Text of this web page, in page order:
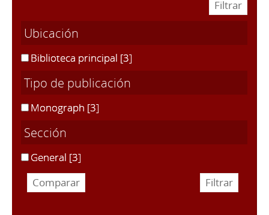
Ubicación
Biblioteca principal [3]
Tipo de publicación
Monograph [3]
Sección
General [3]